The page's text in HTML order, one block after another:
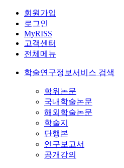
회원가입
로그인
MyRISS
고객센터
전체메뉴
학술연구정보서비스 검색
학위논문
국내학술논문
해외학술논문
학술지
단행본
연구보고서
공개강의